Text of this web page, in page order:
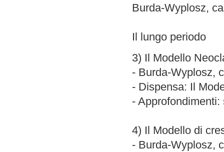
Burda-Wyplosz,
Il lungo periodo
3) Il Modello
- Burda-Wyplosz,
- Dispensa: Il
-
4) Il Modello di
- Burda-Wyplosz,